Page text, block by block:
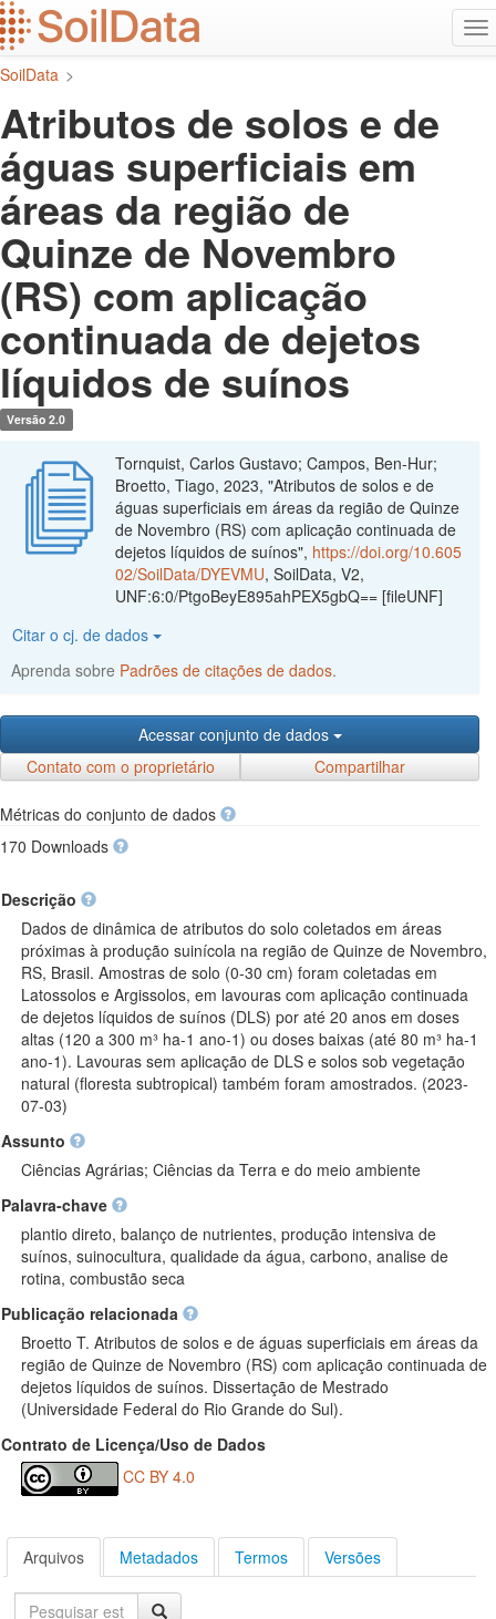
Ir
para
o
conteúdo
SoilData >
Atributos de solos e de
águas superficiais em
áreas da região de
Quinze de Novembro
(RS) com aplicação
continuada de dejetos
líquidos de suínos
Versão 2.0
Tornquist, Carlos Gustavo; Campos, Ben-Hur;
Broetto, Tiago, 2023, "Atributos de solos e de
águas superficiais em áreas da região de Quinze
de Novembro (RS) com aplicação continuada de
dejetos líquidos de suínos", https://doi.org/10.605
02/SoilData/DYEVMU, SoilData, V2,
UNF:6:0/PtgoBeyE895ahPEX5gbQ== [fileUNF]
Citar o cj. de dados
Aprenda sobre Padrões de citações de dados.
Acessar conjunto de dados
Contato com o proprietário
Compartilhar
Métricas do conjunto de dados
170 Downloads
Descrição
Dados de dinâmica de atributos do solo coletados em áreas
próximas à produção suinícola na região de Quinze de Novembro,
RS, Brasil. Amostras de solo (0-30 cm) foram coletadas em
Latossolos e Argissolos, em lavouras com aplicação continuada
de dejetos líquidos de suínos (DLS) por até 20 anos em doses
altas (120 a 300 m³ ha-1 ano-1) ou doses baixas (até 80 m³ ha-1
ano-1). Lavouras sem aplicação de DLS e solos sob vegetação
natural (floresta subtropical) também foram amostrados. (2023-
07-03)
Assunto
Ciências Agrárias; Ciências da Terra e do meio ambiente
Palavra-chave
plantio direto, balanço de nutrientes, produção intensiva de
suínos, suinocultura, qualidade da água, carbono, analise de
rotina, combustão seca
Publicação relacionada
Broetto T. Atributos de solos e de águas superficiais em áreas da
região de Quinze de Novembro (RS) com aplicação continuada de
dejetos líquidos de suínos. Dissertação de Mestrado
(Universidade Federal do Rio Grande do Sul).
Contrato de Licença/Uso de Dados
CC BY 4.0
Arquivos Metadados Termos Versões
Pesquisa